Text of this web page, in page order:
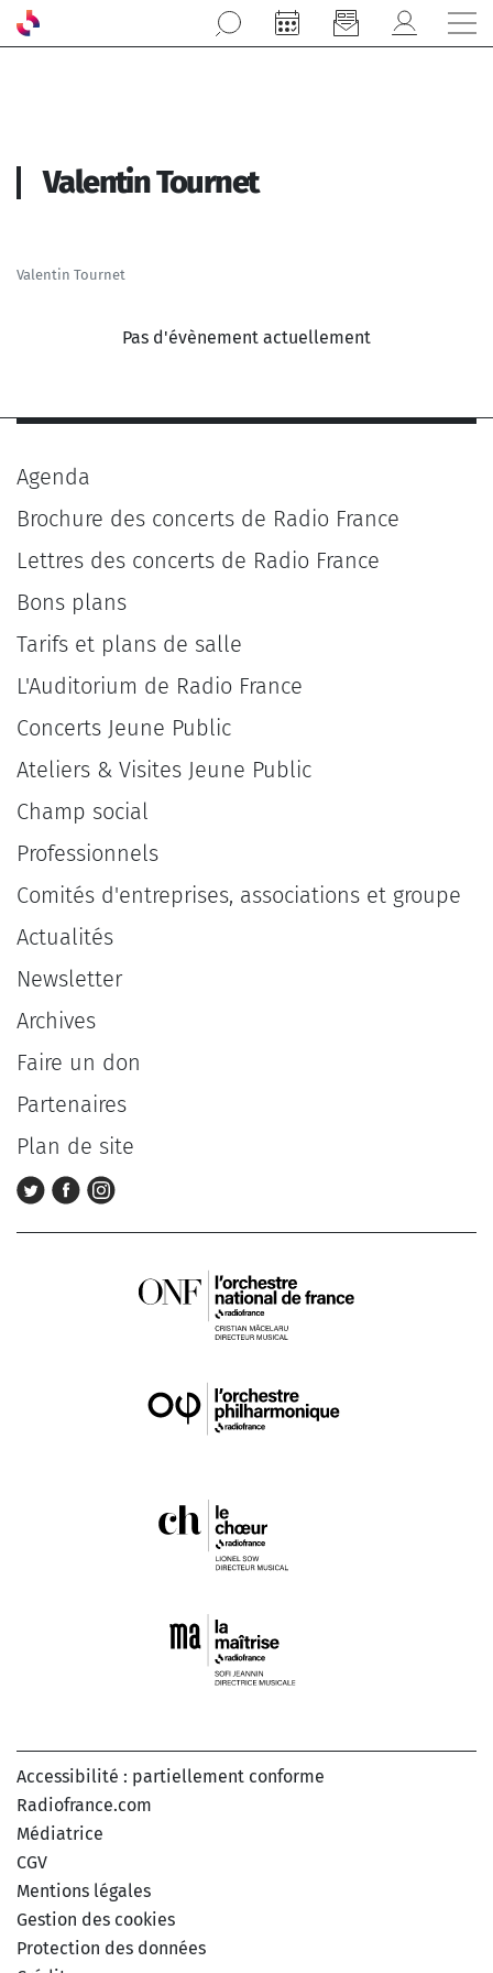
Aller au contenu principal
Valentin Tournet
Valentin Tournet
Pas d'évènement actuellement
Agenda
Brochure des concerts de Radio France
Lettres des concerts de Radio France
Bons plans
Tarifs et plans de salle
L'Auditorium de Radio France
Concerts Jeune Public
Ateliers & Visites Jeune Public
Champ social
Professionnels
Comités d'entreprises, associations et groupe
Actualités
Newsletter
Archives
Faire un don
Partenaires
Plan de site
Accessibilité : partiellement conforme
Radiofrance.com
Médiatrice
CGV
Mentions légales
Gestion des cookies
Protection des données